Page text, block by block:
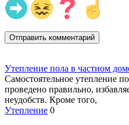
Утепление пола в частном
Самостоятельное утепление
проведено правильно,
неудобств. Кроме того,
Утепление 0